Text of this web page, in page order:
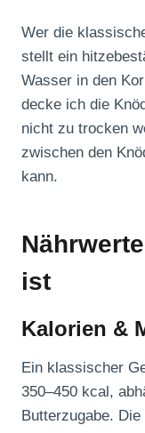
Wer die
stellt ein
Wasser in den
decke ich die
nicht zu trocken
zwischen den
kann.
ist
Kalorien &
Ein klassischer
350–450 kcal,
Butterzugabe.